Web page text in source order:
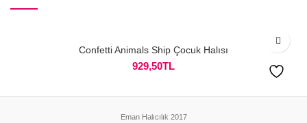
Confetti Animals Ship Çocuk Halısı
929,50TL
Eman Halıcılık 2017